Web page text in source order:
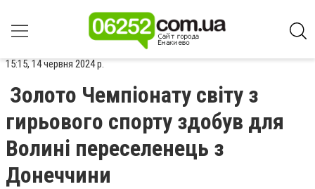
15:15, 14 червня 2024 р.
Золото Чемпіонату світу з
гирьового спорту здобув для
Волині переселенець з
Донеччини